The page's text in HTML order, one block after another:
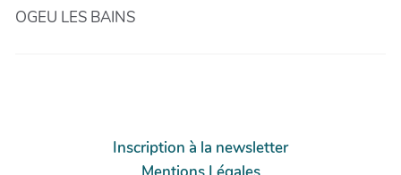
OGEU LES BAINS
Inscription à la newsletter